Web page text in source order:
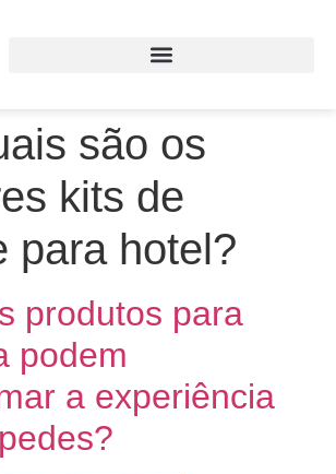
são os
kits de
para hotel?
produtos para
podem
a experiência